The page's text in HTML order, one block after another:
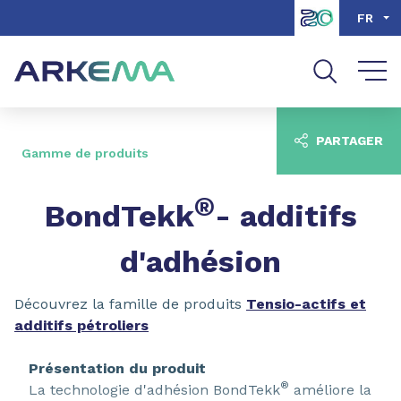
Aller à la recherche
FR
Gamme de produits
BondTekk®- additifs
d'adhésion
Découvrez la famille de produits Tensio-actifs et
additifs pétroliers
Présentation du produit
La technologie d'adhésion BondTekk® améliore la
PARTAGER